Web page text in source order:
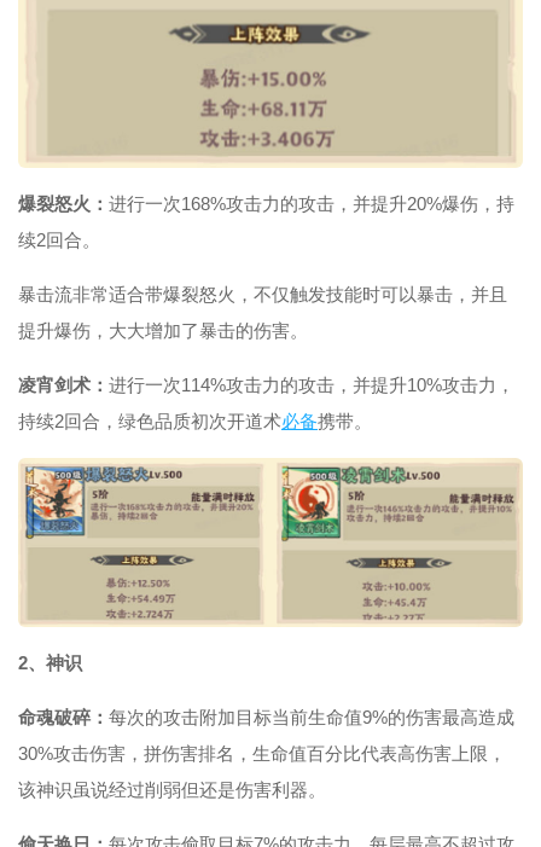
爆裂怒火： 进行一次168%攻击力的攻击，并提升20%爆伤，持
续2回合。
暴击流非常适合带爆裂怒火，不仅触发技能时可以暴击，并且
提升爆伤，大大增加了暴击的伤害。
凌宵剑术： 进行一次114%攻击力的攻击，并提升10%攻击力，
持续2回合，绿色品质初次开道术必备携带。
2、神识
命魂破碎： 每次的攻击附加目标当前生命值9%的伤害最高造成
30%攻击伤害，拼伤害排名，生命值百分比代表高伤害上限，
该神识虽说经过削弱但还是伤害利器。